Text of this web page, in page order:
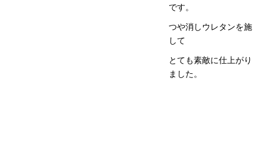
です。
つや消しウレタンを施
して
とても素敵に仕上がり
ました。